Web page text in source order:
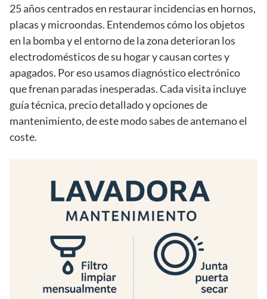
25 años centrados en restaurar incidencias en hornos,
placas y microondas. Entendemos cómo los objetos
en la bomba y el entorno de la zona deterioran los
electrodomésticos de su hogar y causan cortes y
apagados. Por eso usamos diagnóstico electrónico
que frenan paradas inesperadas. Cada visita incluye
guía técnica, precio detallado y opciones de
mantenimiento, de este modo sabes de antemano el
coste.